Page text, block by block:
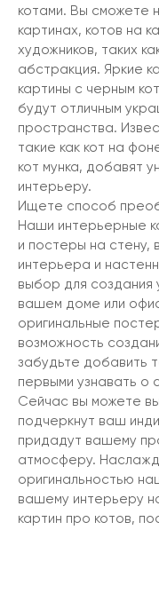
котами. Вы сможете
картинах, котов на
художников, таких
абстракция. Яркие
картины с черным
будут отличным
пространства.
такие как кот на
кот мунка, добавят
интерьеру.
Ищете способ
Наши интерьерные
и постеры на стену,
интерьера и
выбор для создания
вашем доме или
оригинальные
возможность
забудьте добавить
первыми узнавать о
Сейчас вы можете
подчеркнут ваш
придадут вашему
атмосферу.
оригинальностью
вашему интерьеру
картин про котов,